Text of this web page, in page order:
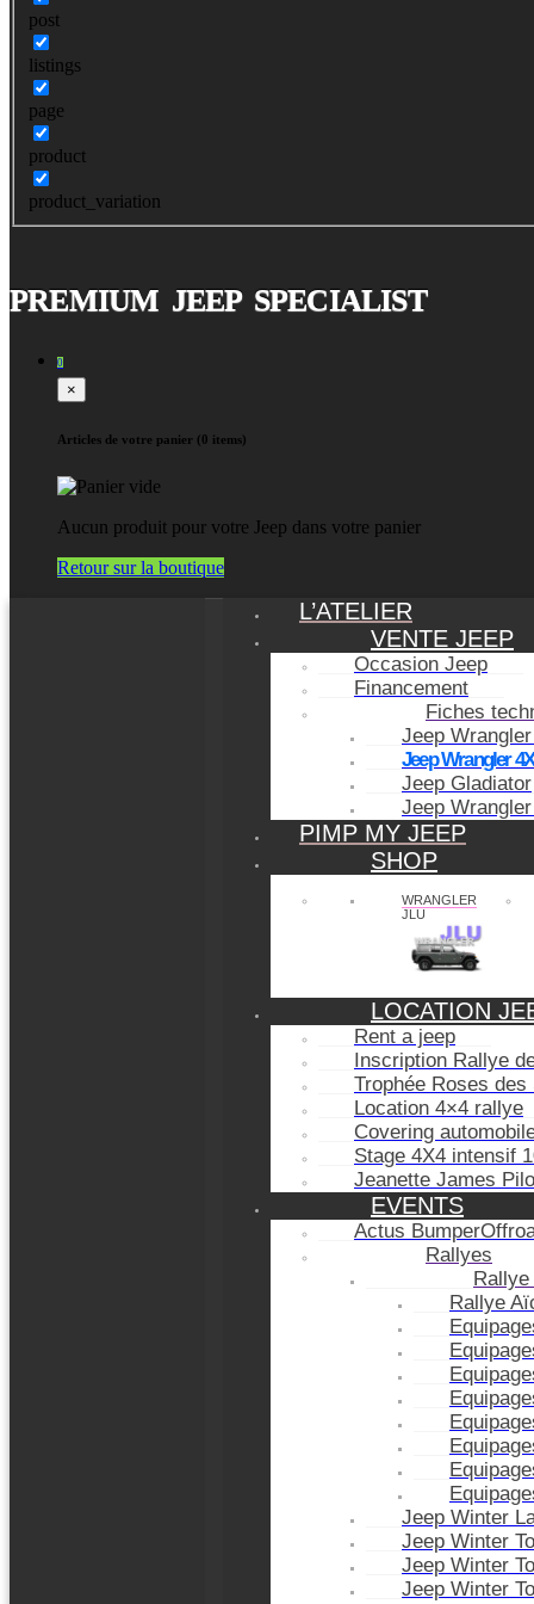
post
listings
page
product
product_variation
PREMIUM JEEP SPECIALIST
0
×
Articles de votre panier (0 items)
Aucun produit pour votre Jeep dans votre panier
Retour sur la boutique
L’ATELIER
VENTE JEEP
Occasion Jeep
Financement
Fiches
Jeep
Jeep Wrangler
Jeep Gladiator
Jeep
PIMP MY JEEP
SHOP
WRANGLER
JLU
LOCATION
Rent a jeep
Inscription Rallye
Trophée Roses des
Location 4×4 rallye
Covering
Stage 4X4 intensif
Jeanette James
EVENTS
Actus
Rallyes
Rallye
Jeep Winter
Jeep Winter
Jeep Winter
Jeep Winter